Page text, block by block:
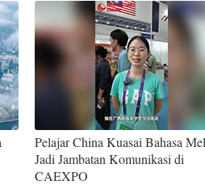
Pelajar China Kuasai Bahasa
Jadi Jambatan Komunikasi di
CAEXPO